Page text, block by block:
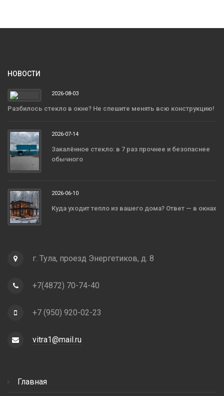
НОВОСТИ
2026-08-03
Разбилось стекло в окне? Не спешите менять всю конструкцию!
2026-07-14
Закалённое стекло: в 7 раз прочнее и безопаснее
обычного
2026-06-10
Куда уходит тепло из вашего дома? Ответ — в окнах
г. Тула, проезд Энергетиков, д. 8
+7(4872) 70-74-40
+7 (950) 920-02-23
vitra1@mail.ru
Главная